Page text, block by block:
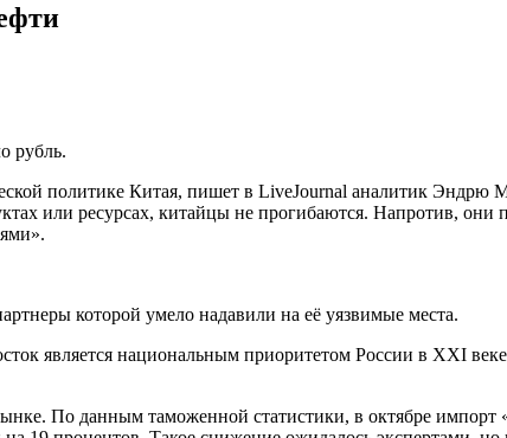
рубль.
политике Китая, пишет в LiveJournal аналитик Эндрю
или ресурсах, китайцы не прогибаются. Напротив, они
которой умело надавили на её уязвимые места.
является национальным приоритетом России в XXI
По данным таможенной статистики, в октябре импорт